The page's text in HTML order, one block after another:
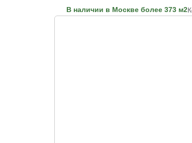
В наличии в Москве более 373 м2